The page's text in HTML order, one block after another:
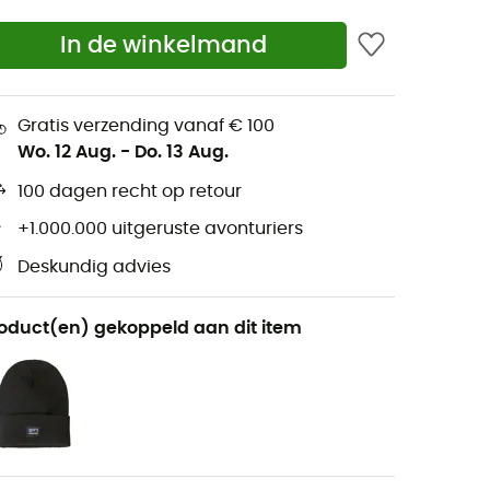
In de winkelmand
Gratis verzending vanaf € 100
Wo. 12 Aug. - Do. 13 Aug.
100 dagen recht op retour
+1.000.000 uitgeruste avonturiers
Deskundig advies
gekoppeld aan dit item